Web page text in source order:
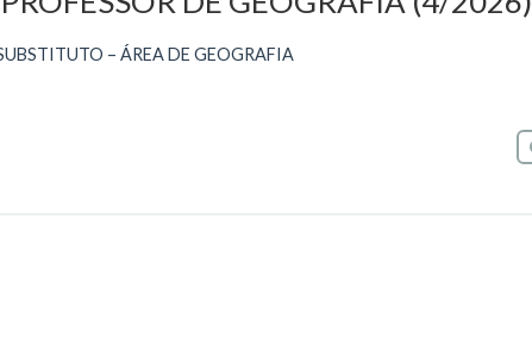
– ÁREA DE GEOGRAFIA